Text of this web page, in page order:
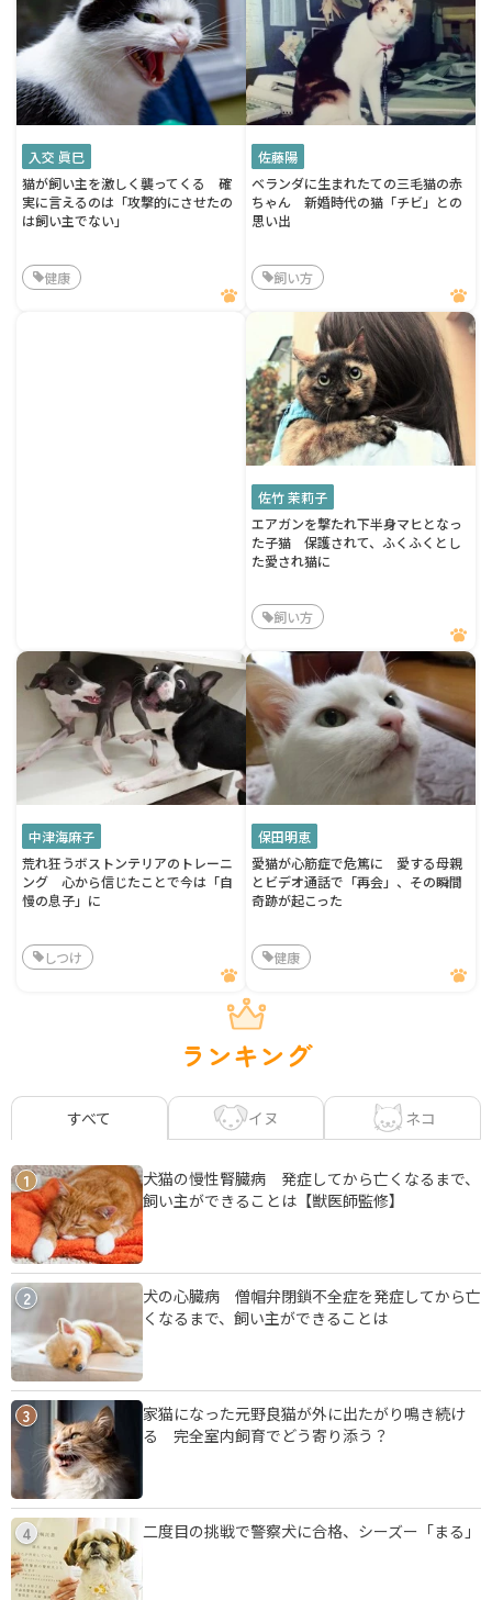
入交 眞巳
猫が飼い主を激しく襲ってくる 確
実に言えるのは「攻撃的にさせたの
は飼い主でない」
健康
佐藤陽
ベランダに生まれたての三毛猫の赤
ちゃん 新婚時代の猫「チビ」との
思い出
飼い方
佐竹 茉莉子
エアガンを撃たれ下半身マヒとなっ
た子猫 保護されて、ふくふくとし
た愛され猫に
飼い方
中津海麻子
荒れ狂うボストンテリアのトレーニ
ング 心から信じたことで今は「自
慢の息子」に
しつけ
保田明恵
愛猫が心筋症で危篤に 愛する母親
とビデオ通話で「再会」、その瞬間
奇跡が起こった
健康
ランキング
すべて イヌ ネコ
1
犬猫の慢性腎臓病 発症してから亡くなるまで、
飼い主ができることは【獣医師監修】
2
犬の心臓病 僧帽弁閉鎖不全症を発症してから亡
くなるまで、飼い主ができることは
3
家猫になった元野良猫が外に出たがり鳴き続け
る 完全室内飼育でどう寄り添う？
4 二度目の挑戦で警察犬に合格、シーズー「まる」